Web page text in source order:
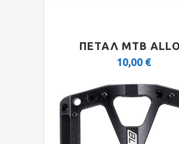
ΠΕΤΑΛ MTB
10,00 €